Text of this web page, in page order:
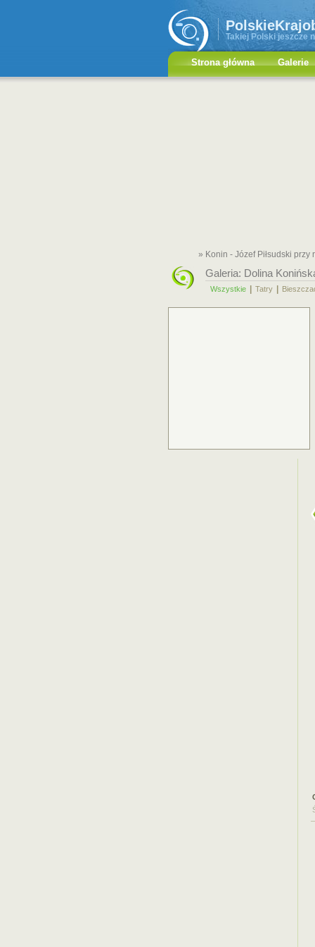
Takiej Polski jeszcze
Strona główna Galerie
» Konin - Józef Piłsudski przy
Galeria: Dolina
Wszystkie Tatry